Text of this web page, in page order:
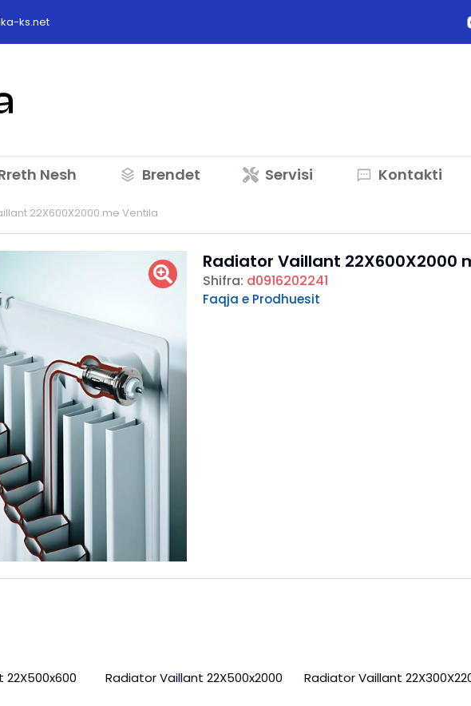
ks.net
Nesh Brendet Servisi Kontakti
22X600X2000 me Ventila
Radiator Vaillant 22X600X2000
Shifra: d0916202241
Faqja e Prodhuesit
Radiator Vaillant 22X500x2000 Radiator Vaillant